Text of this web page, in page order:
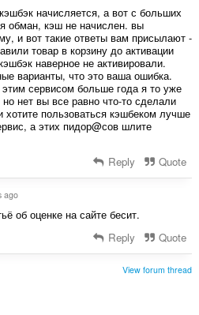
начисляется, а вот с больших
обман, кэш не начислен. вы
и вот такие ответы вам присылают -
товар в корзину до активации
наверное не активировали.
варианты, что это ваша ошибка.
сервисом больше года я то уже
нет вы все равно что-то сделали
хотите пользоваться кэшбеком лучше
а этих пидор@сов шлите
Reply Quote
ago
об оценке на сайте бесит.
Reply Quote
View forum thread